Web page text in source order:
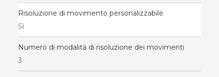
Risoluzione di movimento personalizzabile
Sì
Numero di modalità di risoluzione dei movimenti
3